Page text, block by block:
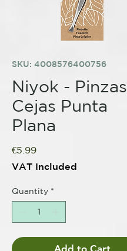
SKU: 4008576400756
Niyok - Pinzas
Cejas Punta
Plana
€5.99Price
VAT Included
Quantity *
Add to Cart